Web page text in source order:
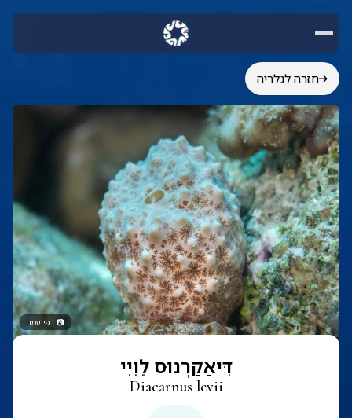
חזרה לגלריה
📷 רפי עמר
דִּיאַקַרְנוּס לֵוִיִי
Diacarnus levii